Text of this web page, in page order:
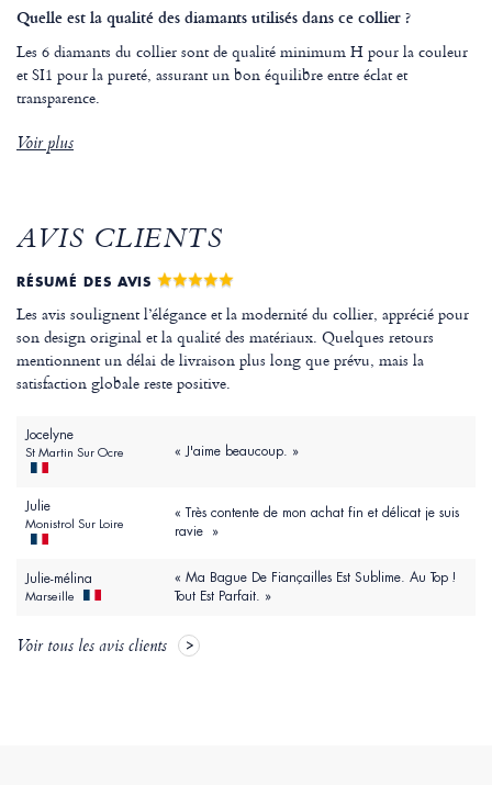
Quelle est la qualité des diamants utilisés dans ce collier ?
Les 6 diamants du collier sont de qualité minimum H pour la couleur
et SI1 pour la pureté, assurant un bon équilibre entre éclat et
transparence.
Voir plus
AVIS CLIENTS
RÉSUMÉ DES AVIS
Les avis soulignent l’élégance et la modernité du collier, apprécié pour
son design original et la qualité des matériaux. Quelques retours
mentionnent un délai de livraison plus long que prévu, mais la
satisfaction globale reste positive.
Jocelyne
St Martin Sur Ocre « J'aime beaucoup. »
Julie
Monistrol Sur Loire
« Très contente de mon achat fin et délicat je suis
ravie »
Julie-mélina
Marseille
« Ma Bague De Fiançailles Est Sublime. Au Top !
Tout Est Parfait. »
Voir tous les avis clients